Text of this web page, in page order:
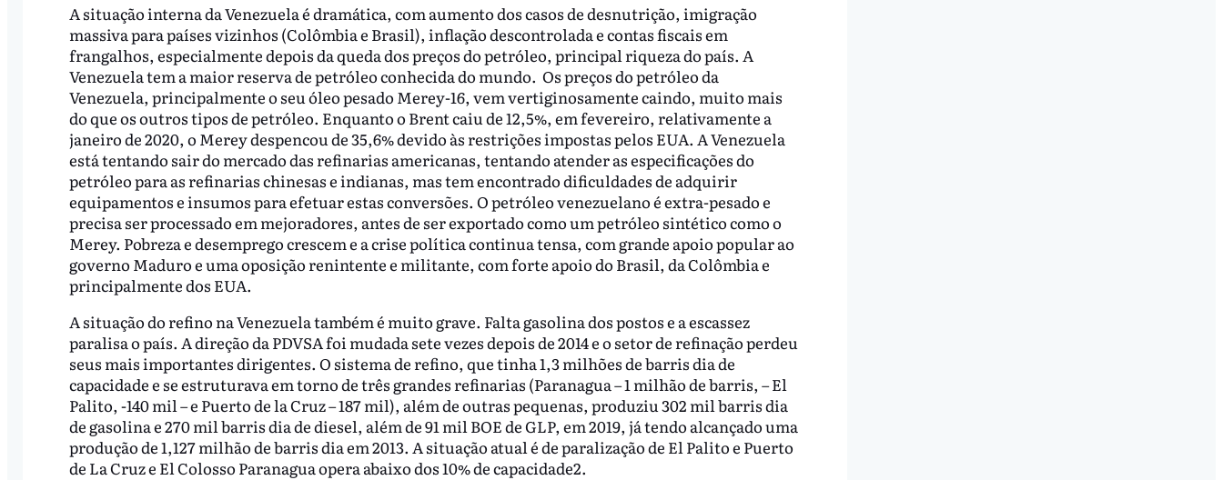
A situação interna da Venezuela é dramática, com aumento dos casos de desnutrição, imigração
massiva para países vizinhos (Colômbia e Brasil), inflação descontrolada e contas fiscais em
frangalhos, especialmente depois da queda dos preços do petróleo, principal riqueza do país. A
Venezuela tem a maior reserva de petróleo conhecida do mundo. Os preços do petróleo da
Venezuela, principalmente o seu óleo pesado Merey-16, vem vertiginosamente caindo, muito mais
do que os outros tipos de petróleo. Enquanto o Brent caiu de 12,5%, em fevereiro, relativamente a
janeiro de 2020, o Merey despencou de 35,6% devido às restrições impostas pelos EUA. A Venezuela
está tentando sair do mercado das refinarias americanas, tentando atender as especificações do
petróleo para as refinarias chinesas e indianas, mas tem encontrado dificuldades de adquirir
equipamentos e insumos para efetuar estas conversões. O petróleo venezuelano é extra-pesado e
precisa ser processado em mejoradores, antes de ser exportado como um petróleo sintético como o
Merey. Pobreza e desemprego crescem e a crise política continua tensa, com grande apoio popular ao
governo Maduro e uma oposição renintente e militante, com forte apoio do Brasil, da Colômbia e
principalmente dos EUA.
A situação do refino na Venezuela também é muito grave. Falta gasolina dos postos e a escassez
paralisa o país. A direção da PDVSA foi mudada sete vezes depois de 2014 e o setor de refinação perdeu
seus mais importantes dirigentes. O sistema de refino, que tinha 1,3 milhões de barris dia de
capacidade e se estruturava em torno de três grandes refinarias (Paranagua – 1 milhão de barris, – El
Palito, -140 mil – e Puerto de la Cruz – 187 mil), além de outras pequenas, produziu 302 mil barris dia
de gasolina e 270 mil barris dia de diesel, além de 91 mil BOE de GLP, em 2019, já tendo alcançado uma
produção de 1,127 milhão de barris dia em 2013. A situação atual é de paralização de El Palito e Puerto
de La Cruz e El Colosso Paranagua opera abaixo dos 10% de capacidade2.